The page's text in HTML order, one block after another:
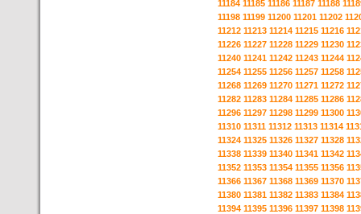
11184 11185 11186 11187 11188
11198 11199 11200 11201 11202
11212 11213 11214 11215 11216
11226 11227 11228 11229 11230
11240 11241 11242 11243 11244
11254 11255 11256 11257 11258
11268 11269 11270 11271 11272
11282 11283 11284 11285 11286
11296 11297 11298 11299 11300
11310 11311 11312 11313 11314
11324 11325 11326 11327 11328
11338 11339 11340 11341 11342
11352 11353 11354 11355 11356
11366 11367 11368 11369 11370
11380 11381 11382 11383 11384
11394 11395 11396 11397 11398